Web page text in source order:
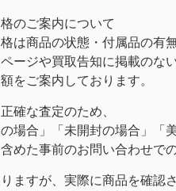
のご案内について
は商品の状態・付属品の有
ージや買取告知に掲載のな
をご案内しております。
確な査定のため、
の場合」「未開封の場合」「
めた事前のお問い合わせで
ますが、実際に商品を確認